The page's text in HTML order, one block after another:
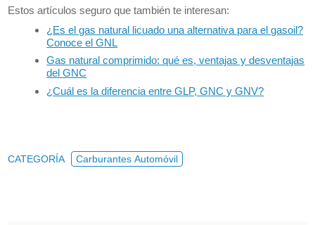
Estos artículos seguro que también te interesan:
¿Es el gas natural licuado una alternativa para el gasoil?
Conoce el GNL
Gas natural comprimido: qué es, ventajas y desventajas
del GNC
¿Cuál es la diferencia entre GLP, GNC y GNV?
CATEGORÍA Carburantes Automóvil